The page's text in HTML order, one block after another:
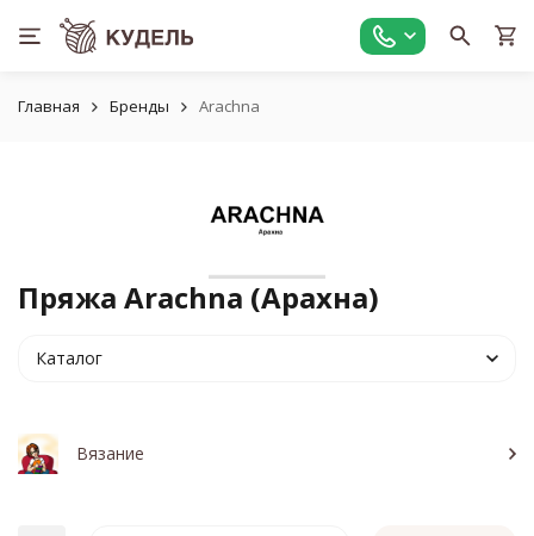
Главная Бренды Arachna
Пряжа Arachna (Арахна)
Каталог
Вязание